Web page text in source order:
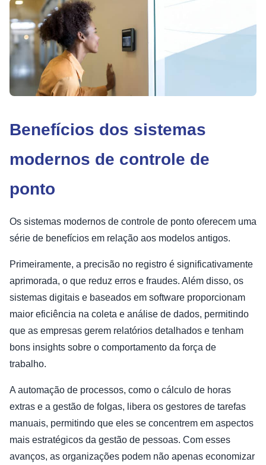
Benefícios dos sistemas
modernos de controle de
ponto
Os sistemas modernos de controle de ponto oferecem uma
série de benefícios em relação aos modelos antigos.
Primeiramente, a precisão no registro é significativamente
aprimorada, o que reduz erros e fraudes. Além disso, os
sistemas digitais e baseados em software proporcionam
maior eficiência na coleta e análise de dados, permitindo
que as empresas gerem relatórios detalhados e tenham
bons insights sobre o comportamento da força de
trabalho.
A automação de processos, como o cálculo de horas
extras e a gestão de folgas, libera os gestores de tarefas
manuais, permitindo que eles se concentrem em aspectos
mais estratégicos da gestão de pessoas. Com esses
avanços, as organizações podem não apenas economizar